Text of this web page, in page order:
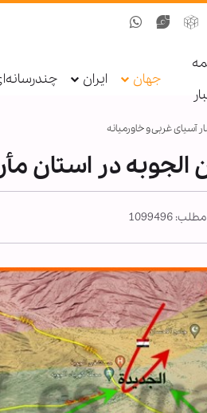
جهان ایران
آسیای غربی و خاورمیانه
در استان
1099496